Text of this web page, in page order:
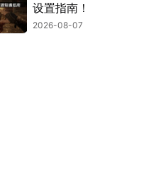
设置指南！
2026-08-07